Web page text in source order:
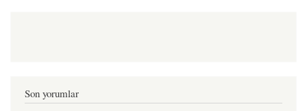
Son yorumlar